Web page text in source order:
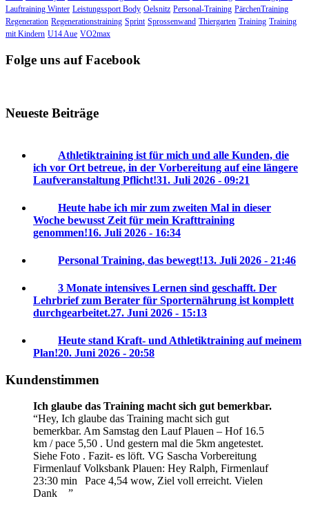
Lauftraining Winter Leistungssport Body Oelsnitz Personal-Training PärchenTraining
Regeneration Regenerationstraining Sprint Sprossenwand Thiergarten Training Training
mit Kindern U14 Aue VO2max
Folge uns auf Facebook
Neueste Beiträge
Athletiktraining ist für mich und alle Kunden, die
ich vor Ort betreue, in der Vorbereitung auf eine längere
Laufveranstaltung Pflicht!31. Juli 2026 - 09:21
Heute habe ich mir zum zweiten Mal in dieser
Woche bewusst Zeit für mein Krafttraining
genommen!16. Juli 2026 - 16:34
Personal Training, das bewegt!13. Juli 2026 - 21:46
3 Monate intensives Lernen sind geschafft. Der
Lehrbrief zum Berater für Sporternährung ist komplett
durchgearbeitet.27. Juni 2026 - 15:13
Heute stand Kraft- und Athletiktraining auf meinem
Plan!20. Juni 2026 - 20:58
Kundenstimmen
Ich glaube das Training macht sich gut bemerkbar.
Hey, Ich glaube das Training macht sich gut
bemerkbar. Am Samstag den Lauf Plauen – Hof 16.5
km / pace 5,50 . Und gestern mal die 5km angetestet.
Siehe Foto . Fazit- es löft. VG Sascha Vorbereitung
Firmenlauf Volksbank Plauen: Hey Ralph, Firmenlauf
23:30 min
Pace 4,54 wow, Ziel voll erreicht. Vielen
Dank